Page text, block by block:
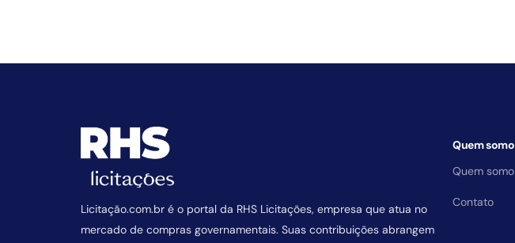
Licitação.com.br é o portal da RHS Licitações, empresa que atua no
mercado de compras governamentais. Suas contribuições abrangem
Quem
Quem
Contato